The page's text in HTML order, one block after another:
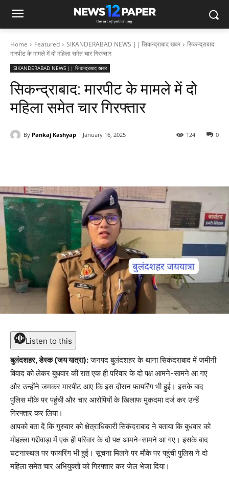
Home Featured SIKANDERABAD NEWS || सिकन्द्राबाद खबर
सिकन्द्राबाद:
मारपीट के मामले में दो महिला समेत चार गिरफ्तार
SIKANDERABAD NEWS || सिकन्द्राबाद खबर
सिकन्द्राबाद: मारपीट के मामले में दो
महिला समेत चार गिरफ्तार
By Pankaj Kashyap January 16, 2025 0
124
Listen to this
बुलंदशहर, डेस्क (जय यात्रा):जनपद बुलंदशहर के थाना सिकंदराबाद में जमीनी
विवाद को लेकर बुधवार की रात एक ही परिवार के दो पक्ष आमने-सामने आ गए
और उन्होंने जमकर मारपीट आए कि इस दौरान फायरिंग भी हुई। इसके बाद
पुलिस मौके पर पहुंची और चार आरोपियों के खिलाफ मुकदमा दर्ज कर उन्हें
गिरफ्तार कर लिया।
आपको बता दें कि गुरुवार को क्षेत्राधिकारी सिकंदराबाद ने बताया कि बुधवार को
मोहल्ला गद्दीवाड़ा में एक ही परिवार के दो पक्ष आमने-सामने आ गए। इसके बाद
घटनास्थल पर फायरिंग भी हुई। सूचना मिलने पर मौके पर पहुंची पुलिस ने दो
महिला समेत चार अभियुक्तों को गिरफ्तार कर जेल भेजा दिया।